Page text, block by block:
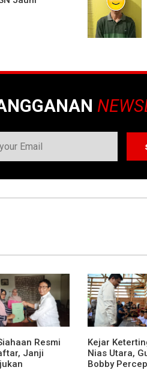
Resmi
Janji
Kejar
Nias Utara,
Bobby